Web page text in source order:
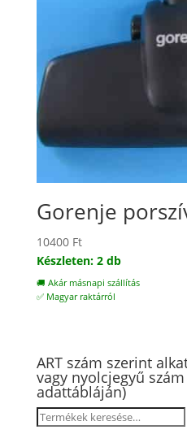
Gorenje
10400 Ft
Készleten: 2 db
🚚 Akár másnapi szállítás
✅ Magyar raktárról
ART szám szerint
vagy nyolcjegyű
adattábláján)
Keresés